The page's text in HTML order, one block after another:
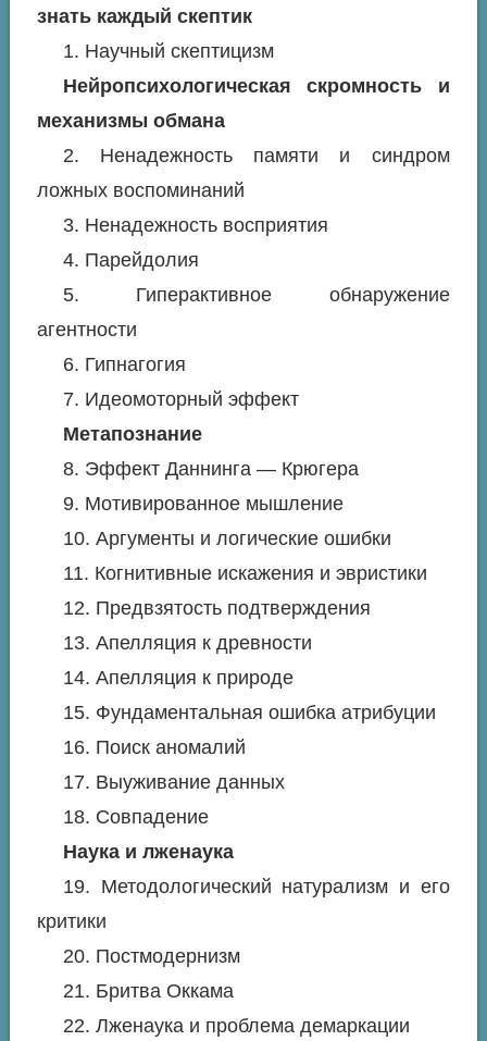
знать каждый скептик
1. Научный скептицизм
Нейропсихологическая скромность и
механизмы обмана
2. Ненадежность памяти и синдром
ложных воспоминаний
3. Ненадежность восприятия
4. Парейдолия
5. Гиперактивное обнаружение
агентности
6. Гипнагогия
7. Идеомоторный эффект
Метапознание
8. Эффект Даннинга — Крюгера
9. Мотивированное мышление
10. Аргументы и логические ошибки
11. Когнитивные искажения и эвристики
12. Предвзятость подтверждения
13. Апелляция к древности
14. Апелляция к природе
15. Фундаментальная ошибка атрибуции
16. Поиск аномалий
17. Выуживание данных
18. Совпадение
Наука и лженаука
19. Методологический натурализм и его
критики
20. Постмодернизм
21. Бритва Оккама
22. Лженаука и проблема демаркации